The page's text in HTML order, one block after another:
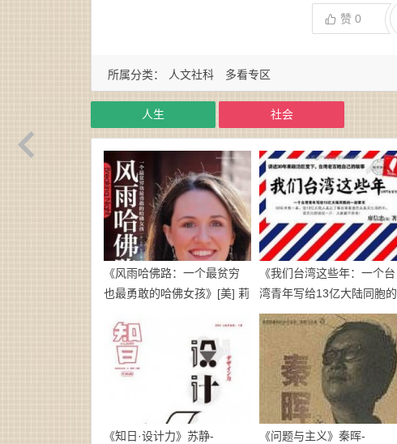
赞 0
所属分类： 人文社科 多看专区
人生 社会
《风雨哈佛路：一个最贫穷
也最勇敢的哈佛女孩》[美] 莉
《我们台湾这些年：一个台
湾青年写给13亿大陆同胞的
一封家书》廖信忠-
epub+mobi
《知日·设计力》苏静-
《问题与主义》秦晖-